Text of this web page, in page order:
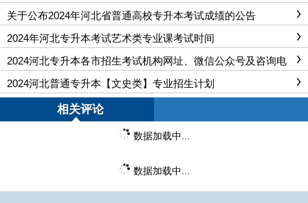
关于公布2024年河北省普通高校专升本考试成绩的公告
2024年河北专升本考试艺术类专业课考试时间
2024河北专升本各市招生考试机构网址、微信公众号及咨询电
话
2024河北普通专升本【文史类】专业招生计划
相关评论
数据加载中...
数据加载中...